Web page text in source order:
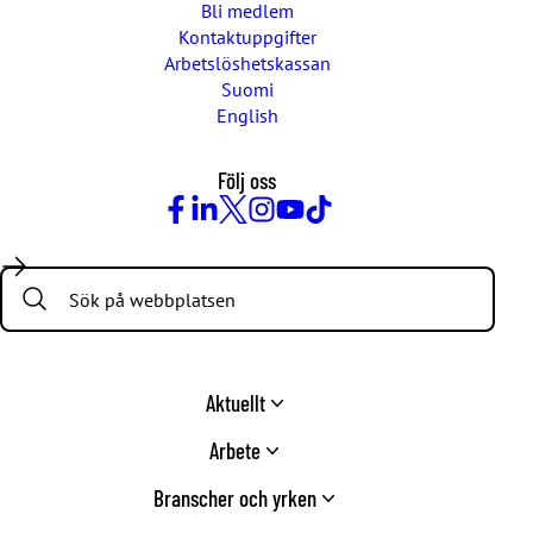
Bli medlem
Kontaktuppgifter
Arbetslöshetskassan
Suomi
English
Följ oss
Search:
Aktuellt
Arbete
Branscher och yrken